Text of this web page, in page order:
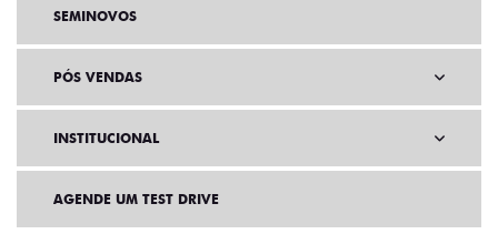
SEMINOVOS
PÓS VENDAS
INSTITUCIONAL
AGENDE UM TEST DRIVE